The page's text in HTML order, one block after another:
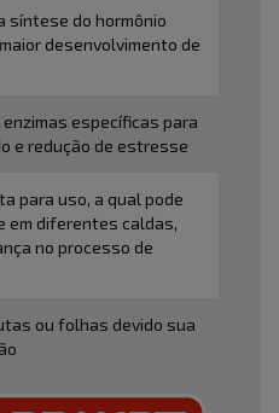
síntese do hormônio
desenvolvimento de
específicas para
e redução de estresse
para uso, a qual pode
em diferentes caldas,
no processo de
ou folhas devido sua